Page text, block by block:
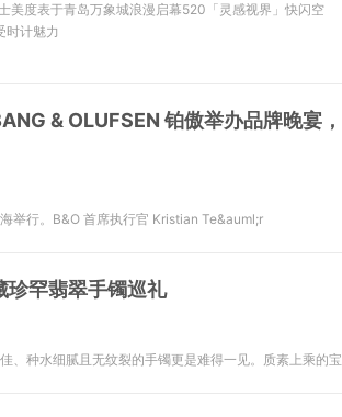
美度表于青岛万象城浪漫启幕520「灵感视界」快闪空
时计魅力
& OLUFSEN 铂傲举办品牌晚宴，
举行。B&O 首席执行官 Kristian Te&auml;r
珍罕翡翠手镯巡礼
、种水细腻且无纹裂的手镯更是难得一见。质素上乘的宝